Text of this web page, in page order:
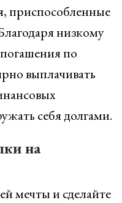
приспособленные
низкому
по
выплачивать
себя долгами.
на
мечты и сделайте